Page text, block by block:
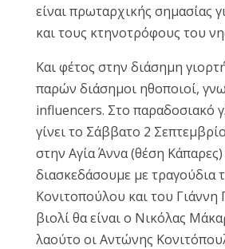
είναι πρωταρχικής σημασίας
και τους κτηνοτρόφους του
Και φέτος στην διάσημη
παρών διάσημοι ηθοποιοί,
influencers. Στο παραδοσιακό
γίνει το Σάββατο 2
στην Αγία Άννα (θέση
διασκεδάσουμε με τραγούδια
Κονιτοπούλου και του Γιάννη
βιολί θα είναι ο Νικόλας
λαούτο οι Αντώνης